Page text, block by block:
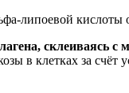
липоевой кислоты
склеиваясь с
в клетках за счёт